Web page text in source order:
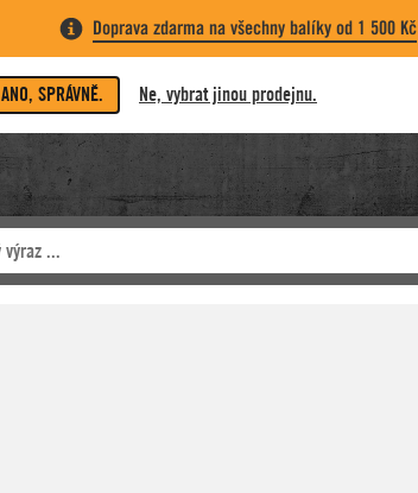
Doprava zdarma na všechny balíky od 1 500 Kč
ANO, SPRÁVNĚ. Ne, vybrat jinou prodejnu.